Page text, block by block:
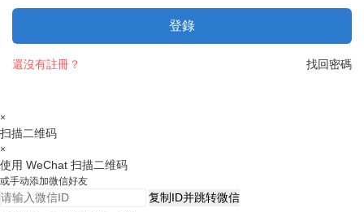
登錄
找回密碼
還沒有註冊？
×
扫描二维码
×
使用 WeChat 扫描二维码
或手动添加微信好友
复制ID并跳转微信